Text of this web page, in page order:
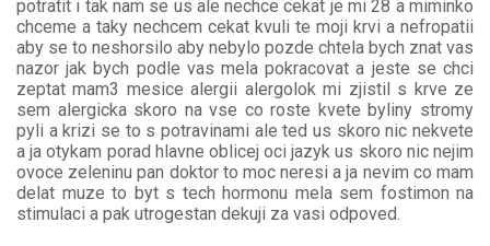
potratit i tak nam se us ale nechce cekat je mi 28 a miminko
chceme a taky nechcem cekat kvuli te moji krvi a nefropatii
aby se to neshorsilo aby nebylo pozde chtela bych znat vas
nazor jak bych podle vas mela pokracovat a jeste se chci
zeptat mam3 mesice alergii alergolok mi zjistil s krve ze
sem alergicka skoro na vse co roste kvete byliny stromy
pyli a krizi se to s potravinami ale ted us skoro nic nekvete
a ja otykam porad hlavne oblicej oci jazyk us skoro nic nejim
ovoce zeleninu pan doktor to moc neresi a ja nevim co mam
delat muze to byt s tech hormonu mela sem fostimon na
stimulaci a pak utrogestan dekuji za vasi odpoved.